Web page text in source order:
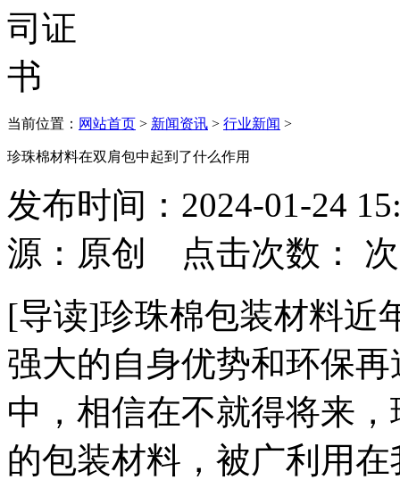
当前位置： 网站首页 > 新闻资讯 > 行业新闻 >
珍珠棉材料在双肩包中起到了什么作用
发布时间：2024-01-24
源：原创 点击次数：
次
[导读]珍珠棉包装材料近
强大的自身优势和环保
中，相信在不就得将来
的包装材料，被广利用